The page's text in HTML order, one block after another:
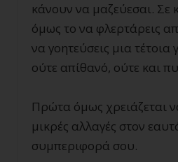
κάνουν να μαζεύεσαι. Σε
όμως το να φλερτάρεις
να γοητεύσεις μια τέτοια
ούτε απίθανό, ούτε και
Πρώτα όμως χρειάζεται
μικρές αλλαγές στον
συμπεριφορά σου.